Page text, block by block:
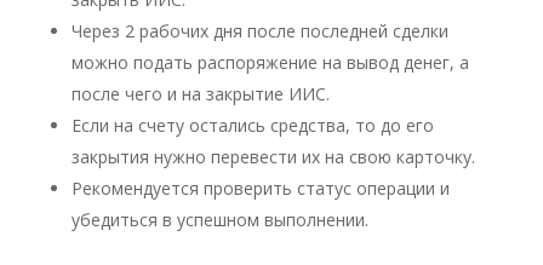
Через 2 рабочих дня после последней сделки
можно подать распоряжение на вывод денег, а
после чего и на закрытие ИИС.
Если на счету остались средства, то до его
закрытия нужно перевести их на свою карточку.
Рекомендуется проверить статус операции и
убедиться в успешном выполнении.